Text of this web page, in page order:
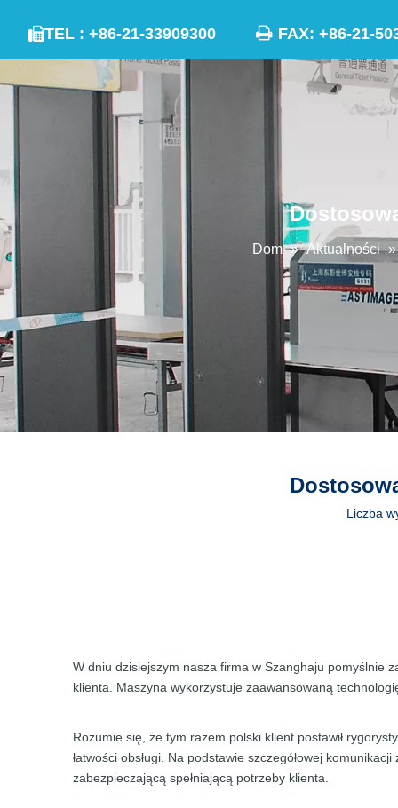
TEL : +86-21-33909300  FAX: +86-
Dom » Aktualności
Liczba
W dniu dzisiejszym nasza firma w Szanghaju pomyślnie
klienta. Maszyna wykorzystuje zaawansowaną
Rozumie się, że tym razem polski klient postawił
łatwości obsługi. Na podstawie szczegółowej
zabezpieczającą spełniającą potrzeby klienta.